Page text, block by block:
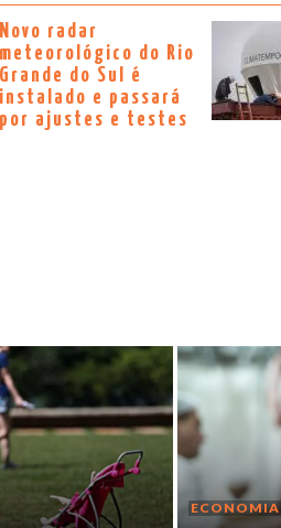
Novo radar
meteorológico do Rio
Grande do Sul é
instalado e passará
por ajustes e testes
ECONOMIA